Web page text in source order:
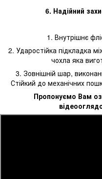
6. Надійний
1. Внутрішнє
2. Ударостійка підкладка
чохла яка
3. Зовнішній шар,
Стійкий до механічних
Пропонуємо Вам